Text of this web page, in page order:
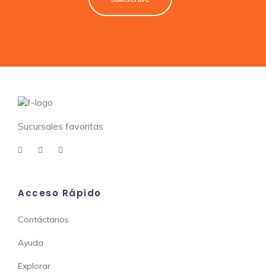
Sucursales favoritas
Acceso Rápido
Contáctanos
Ayuda
Explorar